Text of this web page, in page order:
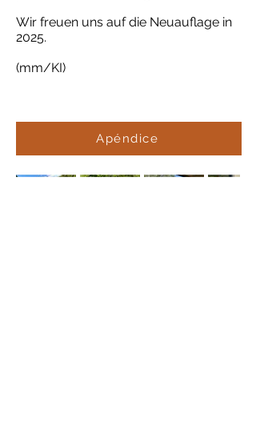
Wir freuen uns auf die Neuauflage in
2025.
(mm/KI)
Apéndice